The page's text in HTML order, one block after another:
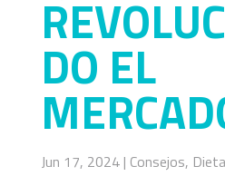
DO EL
Jun 17, 2024| Consejos,